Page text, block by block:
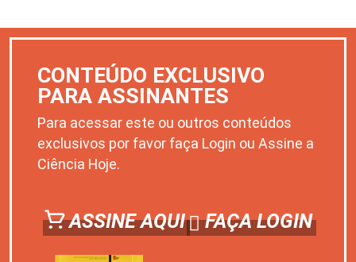
CONTEÚDO EXCLUSIVO
PARA ASSINANTES
Para acessar este ou outros conteúdos
exclusivos por favor faça Login ou Assine a
Ciência Hoje.
ASSINE AQUI FAÇA LOGIN